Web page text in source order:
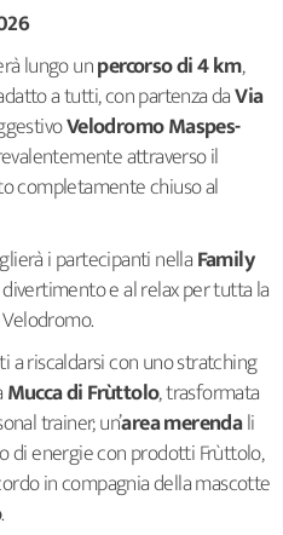
lungo unpercorso di 4 km,
a tutti, con partenza daVia
Velodromo Maspes-
attraverso il
completamente chiuso al
i partecipanti nellaFamily
divertimento e al relax per tutta la
a riscaldarsi con uno stratching
Mucca di Frùttolo, trasformata
trainer; un’area merendali
di energie con prodotti Frùttolo,
in compagnia della mascotte
.